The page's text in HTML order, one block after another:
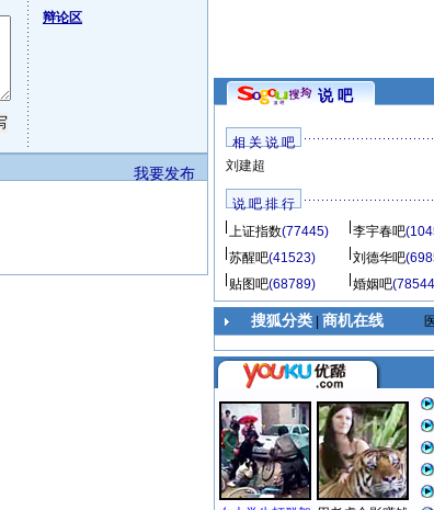
辩论区
我要发布
说 吧
相 关 说 吧
刘建超
说 吧 排 行
上证指数(77445) 李宇春吧
苏醒吧(41523) 刘德华吧
贴图吧(68789) 婚姻吧
搜狐分类| 商机在线